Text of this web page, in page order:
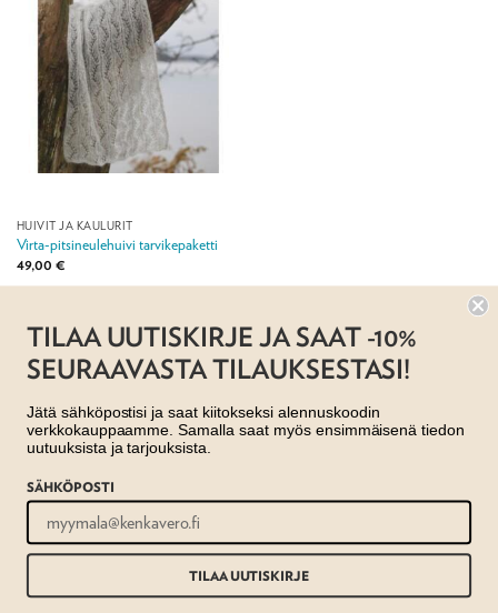
HUIVIT JA KAULURIT
Virta-pitsineulehuivi tarvikepaketti
49,00 €
AJANKOHTAISTA
REKISTERISELOSTE
TILAUS- JA TOIMITUSEHDOT
Copyright 2026 ©Taito shop
TILAA UUTISKIRJE JA SAAT -10%
SEURAAVASTA TILAUKSESTASI!
Jätä sähköpostisi ja saat kiitokseksi alennuskoodin
verkkokauppaamme. Samalla saat myös ensimmäisenä tiedon
uutuuksista ja tarjouksista.
SÄHKÖPOSTI
TILAA UUTISKIRJE